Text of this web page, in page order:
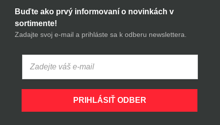
Buďte ako prvý informovaní o novinkách v
sortimente!
Zadajte svoj e-mail a prihláste sa k odberu newslettera.
PRIHLÁSIŤ ODBER